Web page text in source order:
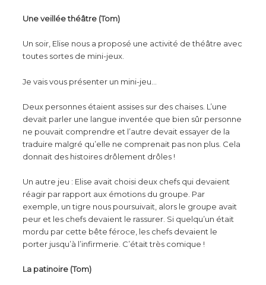
Une veillée théâtre (Tom)
Un soir, Elise nous a proposé une activité de théâtre avec
toutes sortes de mini-jeux.
Je vais vous présenter un mini-jeu…
Deux personnes étaient assises sur des chaises. L’une
devait parler une langue inventée que bien sûr personne
ne pouvait comprendre et l’autre devait essayer de la
traduire malgré qu’elle ne comprenait pas non plus. Cela
donnait des histoires drôlement drôles !
Un autre jeu : Elise avait choisi deux chefs qui devaient
réagir par rapport aux émotions du groupe. Par
exemple, un tigre nous poursuivait, alors le groupe avait
peur et les chefs devaient le rassurer. Si quelqu’un était
mordu par cette bête féroce, les chefs devaient le
porter jusqu’à l’infirmerie. C’était très comique !
La patinoire (Tom)